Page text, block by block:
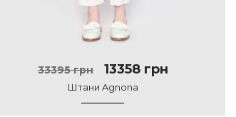
33395 грн 13358 грн
Штани Agnona